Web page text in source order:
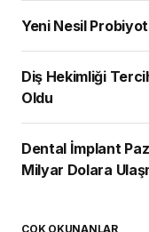
Yeni Nesil
Diş Hekimliği Tercih
Oldu
Dental İmplant
Milyar Dolara
ÇOK OKUNANLAR